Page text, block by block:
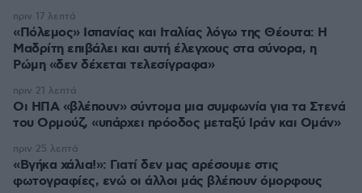
«Πόλεμος» Ισπανίας και Ιταλίας λόγω της Θέουτα: Η
Μαδρίτη επιβάλει και αυτή έλεγχους στα σύνορα, η
Ρώμη «δεν δέχεται τελεσίγραφα»
πριν 17 λεπτά
Οι ΗΠΑ «βλέπουν» σύντομα μια συμφωνία για τα Στενά
του Ορμούζ, «υπάρχει πρόοδος μεταξύ Ιράν και Ομάν»
πριν 21 λεπτά
«Βγήκα χάλια!»: Γιατί δεν μας αρέσουμε στις
φωτογραφίες, ενώ οι άλλοι μάς βλέπουν όμορφους
πριν 25 λεπτά